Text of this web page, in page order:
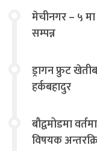
मेचीनगर – ५ मा
सम्पन्न
ड्रागन फ्रुट
हर्कबहादुर
बौद्वमोडमा वर्तमान कृषिका समस्या र समाधान
विषयक